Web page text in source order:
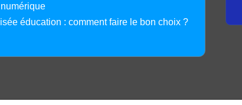
éducation : comment faire le bon choix ?